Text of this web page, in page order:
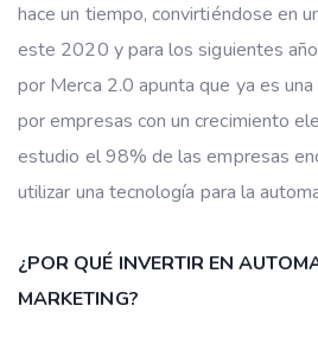
hace un tiempo, convirtiéndose en
este 2020 y para los siguientes
por Merca 2.0 apunta que ya es
por empresas con un crecimiento
estudio el 98% de las empresas
utilizar una tecnología para la
¿POR QUÉ INVERTIR EN
MARKETING?